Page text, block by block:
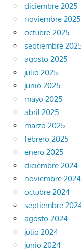
diciembre 2025
noviembre 2025
octubre 2025
septiembre
agosto 2025
julio 2025
junio 2025
mayo 2025
abril 2025
marzo 2025
febrero 2025
enero 2025
diciembre 2024
noviembre 2024
octubre 2024
septiembre
agosto 2024
julio 2024
junio 2024